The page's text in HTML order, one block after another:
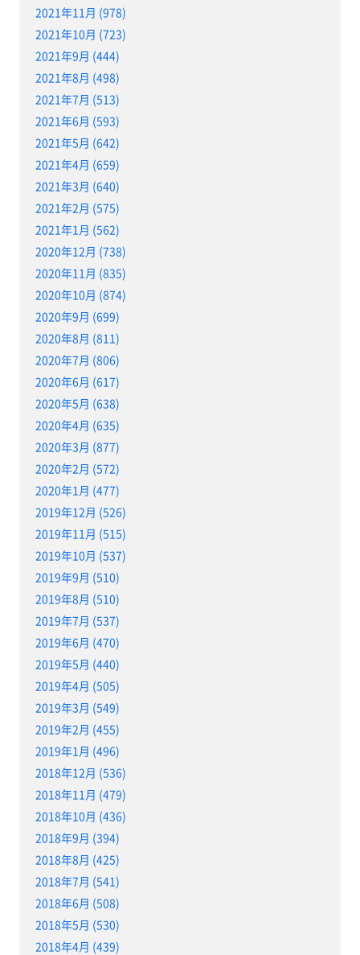
2021年11月 (978)
2021年10月 (723)
2021年9月 (444)
2021年8月 (498)
2021年7月 (513)
2021年6月 (593)
2021年5月 (642)
2021年4月 (659)
2021年3月 (640)
2021年2月 (575)
2021年1月 (562)
2020年12月 (738)
2020年11月 (835)
2020年10月 (874)
2020年9月 (699)
2020年8月 (811)
2020年7月 (806)
2020年6月 (617)
2020年5月 (638)
2020年4月 (635)
2020年3月 (877)
2020年2月 (572)
2020年1月 (477)
2019年12月 (526)
2019年11月 (515)
2019年10月 (537)
2019年9月 (510)
2019年8月 (510)
2019年7月 (537)
2019年6月 (470)
2019年5月 (440)
2019年4月 (505)
2019年3月 (549)
2019年2月 (455)
2019年1月 (496)
2018年12月 (536)
2018年11月 (479)
2018年10月 (436)
2018年9月 (394)
2018年8月 (425)
2018年7月 (541)
2018年6月 (508)
2018年5月 (530)
2018年4月 (439)